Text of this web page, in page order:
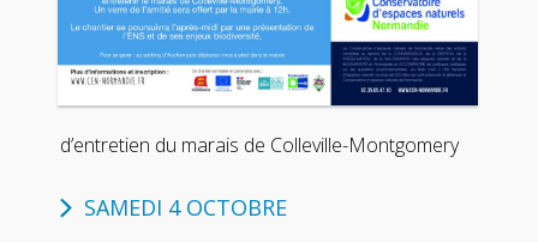
d’entretien du marais de Colleville-Montgomery
SAMEDI 4 OCTOBRE